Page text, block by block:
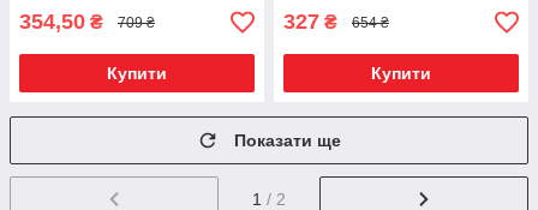
354,50 ₴ 709 ₴
Купити
327 ₴ 654 ₴
Купити
Показати ще
1 / 2